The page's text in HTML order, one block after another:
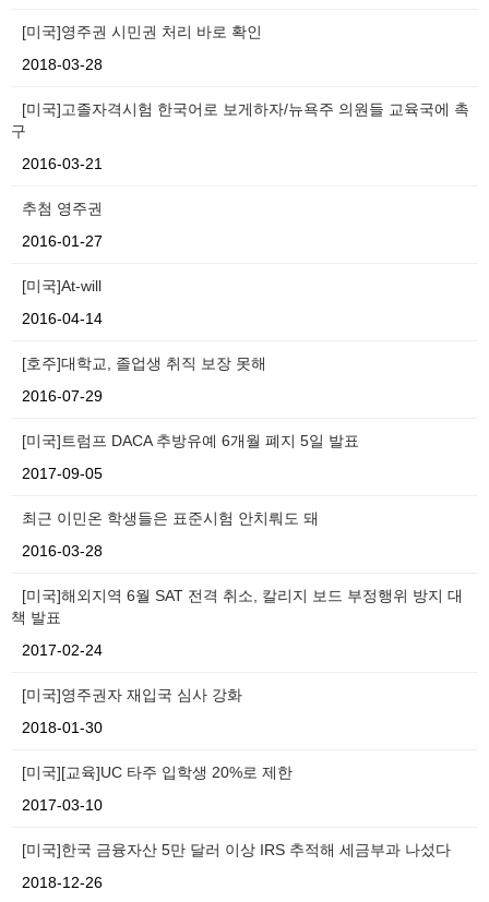
[미국]영주권 시민권 처리 바로 확인
2018-03-28
[미국]고졸자격시험 한국어로 보게하자/뉴욕주 의원들 교육국에 촉
구
2016-03-21
추첨 영주권
2016-01-27
[미국]At-will
2016-04-14
[호주]대학교, 졸업생 취직 보장 못해
2016-07-29
[미국]트럼프 DACA 추방유예 6개월 폐지 5일 발표
2017-09-05
최근 이민온 학생들은 표준시험 안치뤄도 돼
2016-03-28
[미국]해외지역 6월 SAT 전격 취소, 칼리지 보드 부정행위 방지 대
책 발표
2017-02-24
[미국]영주권자 재입국 심사 강화
2018-01-30
[미국][교육]UC 타주 입학생 20%로 제한
2017-03-10
[미국]한국 금융자산 5만 달러 이상 IRS 추적해 세금부과 나섰다
2018-12-26